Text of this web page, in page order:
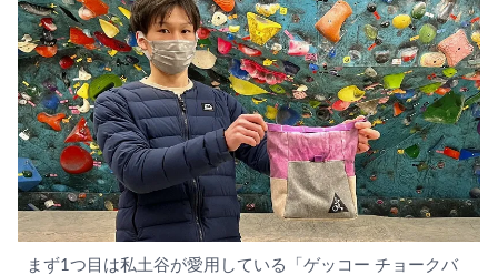
まず1つ目は私土谷が愛用している「ゲッコー チョークバ